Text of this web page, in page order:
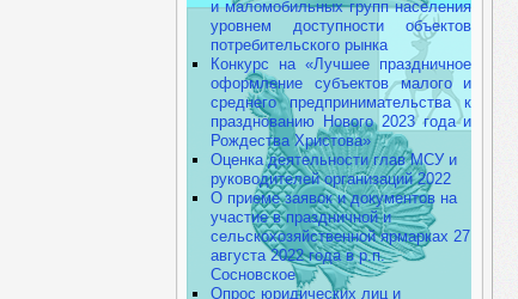
и маломобильных групп населения
уровнем доступности объектов
потребительского рынка
Конкурс на «Лучшее праздничное
оформление субъектов малого и
среднего предпринимательства к
празднованию Нового 2023 года и
Рождества Христова»
Оценка деятельности глав МСУ и
руководителей организаций 2022
О приеме заявок и документов на
участие в праздничной и
сельскохозяйственной ярмарках 27
августа 2022 года в р.п.
Сосновское
Опрос юридических лиц и